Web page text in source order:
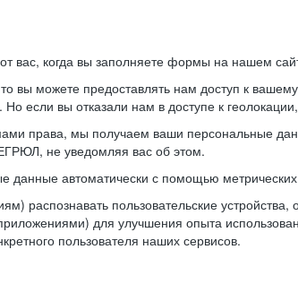
когда вы заполняете формы на нашем
вы можете предоставлять нам доступ к
если вы отказали нам в доступе к
права, мы получаем ваши персональные
не уведомляя вас об этом.
данные автоматически с помощью
пользовательские устройства,
для улучшения опыта
пользователя наших сервисов.